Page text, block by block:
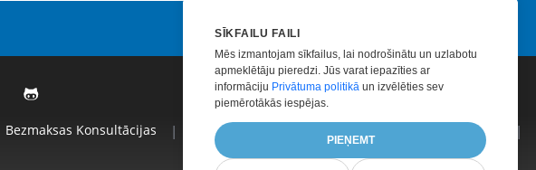
Bezmaksas Konsultācijas | Apmaksāts Atbalsts Apmaksātas Konsultācijas |
SĪKFAILU FAILI
Mēs izmantojam sīkfailus, lai nodrošinātu un uzlabotu
apmeklētāju pieredzi. Jūs varat iepazīties ar
informāciju Privātuma politikā un izvēlēties sev
piemērotākās iespējas.
PIEŅEMT